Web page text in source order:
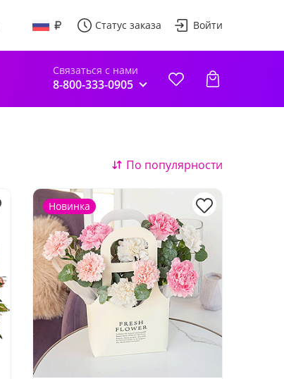
Статус заказа Войти
Связаться с нами
8-800-333-0905
По популярности
Новинка